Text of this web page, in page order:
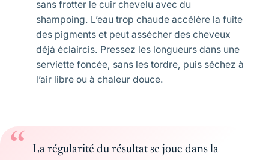
sans frotter le cuir chevelu avec du
shampoing. L’eau trop chaude accélère la fuite
des pigments et peut assécher des cheveux
déjà éclaircis. Pressez les longueurs dans une
serviette foncée, sans les tordre, puis séchez à
l’air libre ou à chaleur douce.
La régularité du résultat se joue dans la